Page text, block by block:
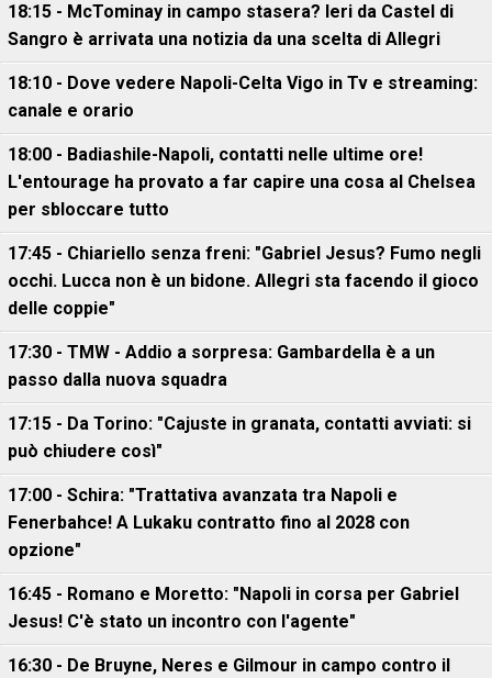
18:15 - McTominay in campo stasera? Ieri da Castel di
Sangro è arrivata una notizia da una scelta di Allegri
18:10 - Dove vedere Napoli-Celta Vigo in Tv e streaming:
canale e orario
18:00 - Badiashile-Napoli, contatti nelle ultime ore!
L'entourage ha provato a far capire una cosa al Chelsea
per sbloccare tutto
17:45 - Chiariello senza freni: "Gabriel Jesus? Fumo negli
occhi. Lucca non è un bidone. Allegri sta facendo il gioco
delle coppie"
17:30 - TMW - Addio a sorpresa: Gambardella è a un
passo dalla nuova squadra
17:15 - Da Torino: "Cajuste in granata, contatti avviati: si
può chiudere così"
17:00 - Schira: "Trattativa avanzata tra Napoli e
Fenerbahce! A Lukaku contratto fino al 2028 con
opzione"
16:45 - Romano e Moretto: "Napoli in corsa per Gabriel
Jesus! C'è stato un incontro con l'agente"
16:30 - De Bruyne, Neres e Gilmour in campo contro il